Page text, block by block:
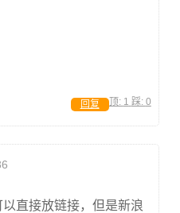
顶: 1 踩: 0
回复
直接放链接，但是新浪